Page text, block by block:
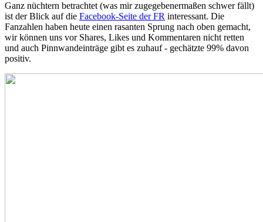
Ganz nüchtern betrachtet (was mir zugegebenermaßen schwer fällt)
ist der Blick auf die Facebook-Seite der FR interessant. Die
Fanzahlen haben heute einen rasanten Sprung nach oben gemacht,
wir können uns vor Shares, Likes und Kommentaren nicht retten
und auch Pinnwandeinträge gibt es zuhauf - gechätzte 99% davon
positiv.